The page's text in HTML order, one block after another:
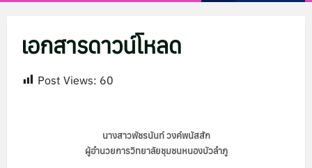
เอกสารดาวน์โหลด
Post Views: 60
นางสาวพัชรนันท์ วงค์พนัสสัก
ผู้อำนวยการวิทยาลัยชุมชนหนองบัวลำภู